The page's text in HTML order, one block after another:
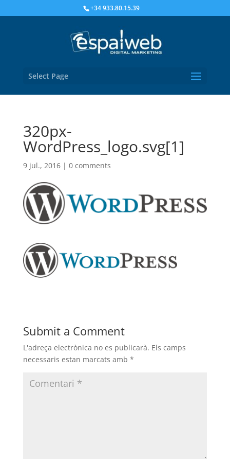
+34 933.80.15.39
Select Page
320px-
WordPress_logo.svg[1]
9 jul., 2016| 0 comments
Submit a Comment
L'adreça electrònica no es publicarà. Els camps
necessaris estan marcats amb *